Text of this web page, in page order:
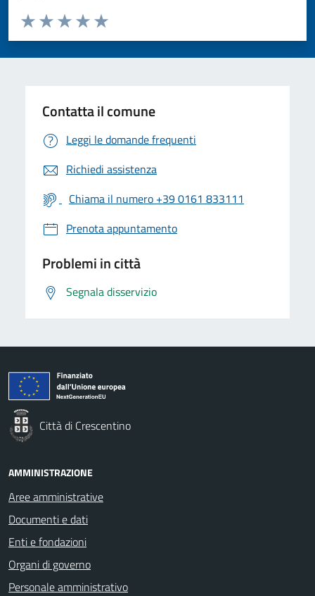
Valuta da 1 a 5 stelle la pagina
Valuta 5 stelle su 5
Valuta 4 stelle su 5
Valuta 3 stelle su 5
Valuta 2 stelle su 5
Valuta 1 stelle su 5
Contatta il comune
Leggi le domande frequenti
Richiedi assistenza
Chiama il numero +39 0161 833111
Prenota appuntamento
Problemi in città
Segnala disservizio
Città di Crescentino
AMMINISTRAZIONE
Aree amministrative
Documenti e dati
Enti e fondazioni
Organi di governo
Personale amministrativo